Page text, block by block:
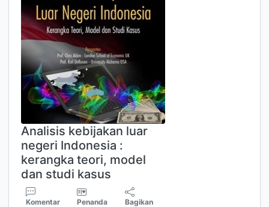
Analisis kebijakan luar
negeri Indonesia :
kerangka teori, model
dan studi kasus
Komentar Penanda Bagikan